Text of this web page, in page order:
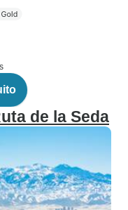
de la Seda